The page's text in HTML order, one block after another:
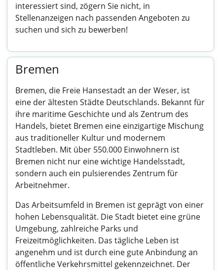
interessiert sind, zögern Sie nicht, in
Stellenanzeigen nach passenden Angeboten zu
suchen und sich zu bewerben!
Bremen
Bremen, die Freie Hansestadt an der Weser, ist
eine der ältesten Städte Deutschlands. Bekannt für
ihre maritime Geschichte und als Zentrum des
Handels, bietet Bremen eine einzigartige Mischung
aus traditioneller Kultur und modernem
Stadtleben. Mit über 550.000 Einwohnern ist
Bremen nicht nur eine wichtige Handelsstadt,
sondern auch ein pulsierendes Zentrum für
Arbeitnehmer.
Das Arbeitsumfeld in Bremen ist geprägt von einer
hohen Lebensqualität. Die Stadt bietet eine grüne
Umgebung, zahlreiche Parks und
Freizeitmöglichkeiten. Das tägliche Leben ist
angenehm und ist durch eine gute Anbindung an
öffentliche Verkehrsmittel gekennzeichnet. Der